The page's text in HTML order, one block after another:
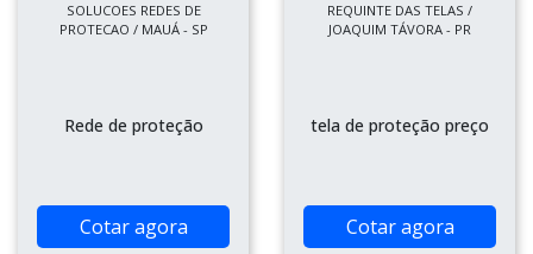
SOLUCOES REDES DE
PROTECAO / MAUÁ - SP
Rede de proteção
Cotar agora
REQUINTE DAS TELAS /
JOAQUIM TÁVORA - PR
tela de proteção preço
Cotar agora